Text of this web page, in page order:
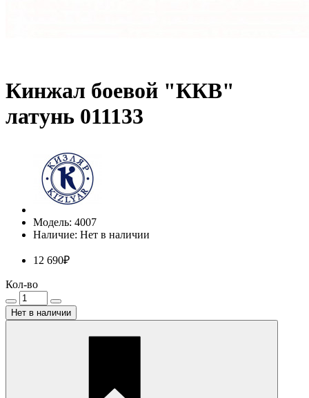
Кинжал боевой "ККВ"
латунь 011133
Модель: 4007
Наличие: Нет в наличии
12 690₽
Кол-во
Нет в наличии